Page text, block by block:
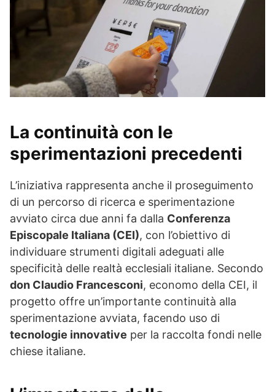
La continuità con le
sperimentazioni precedenti
L’iniziativa rappresenta anche il proseguimento
di un percorso di ricerca e sperimentazione
avviato circa due anni fa dalla Conferenza
Episcopale Italiana (CEI), con l’obiettivo di
individuare strumenti digitali adeguati alle
specificità delle realtà ecclesiali italiane. Secondo
don Claudio Francesconi, economo della CEI, il
progetto offre un’importante continuità alla
sperimentazione avviata, facendo uso di
tecnologie innovative per la raccolta fondi nelle
chiese italiane.